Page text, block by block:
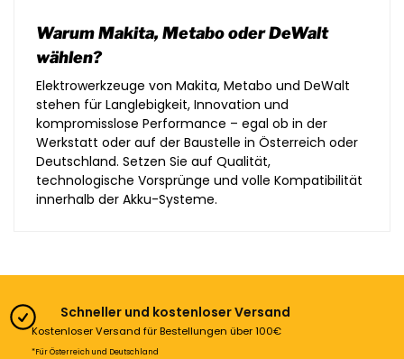
Warum Makita, Metabo oder DeWalt
wählen?
Elektrowerkzeuge von Makita, Metabo und DeWalt
stehen für Langlebigkeit, Innovation und
kompromisslose Performance – egal ob in der
Werkstatt oder auf der Baustelle in Österreich oder
Deutschland. Setzen Sie auf Qualität,
technologische Vorsprünge und volle Kompatibilität
innerhalb der Akku-Systeme.
Schneller und kostenloser Versand
Kostenloser Versand für Bestellungen über 100€
*Für Österreich und Deutschland